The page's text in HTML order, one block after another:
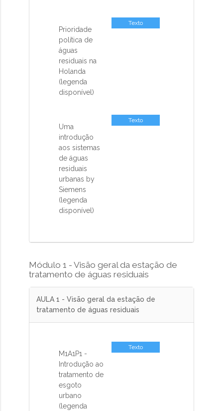
Prioridade
política de
águas
residuais na
Holanda
(legenda
disponível)
Texto
Uma
introdução
aos sistemas
de águas
residuais
urbanas by
Siemens
(legenda
disponível)
Texto
Módulo 1 - Visão geral da estação de
tratamento de águas residuais
AULA 1 - Visão geral da estação de
tratamento de águas residuais
M1A1P1 -
Introdução ao
tratamento de
esgoto
urbano
(legenda
Texto